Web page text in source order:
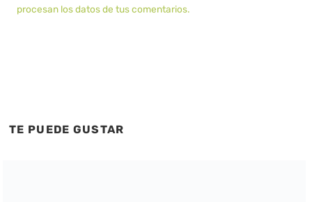
procesan los datos de tus comentarios.
TE PUEDE GUSTAR